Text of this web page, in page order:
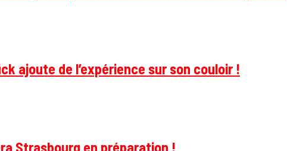
ajoute de l’expérience sur son couloir !
Strasbourg en préparation !